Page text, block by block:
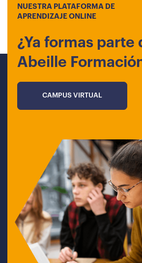
NUESTRA PLATAFORMA DE
APRENDIZAJE ONLINE
¿Ya formas parte
Abeille
CAMPUS VIRTUAL